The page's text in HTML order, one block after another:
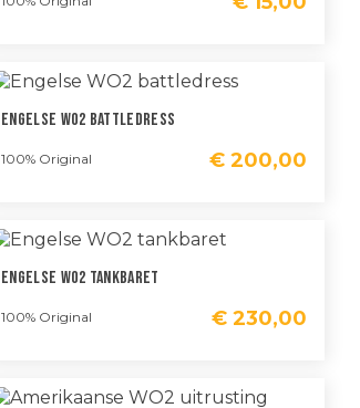
Engelse WO2 Battledress
100% Original € 200,00
Engelse WO2 Tankbaret
100% Original € 230,00